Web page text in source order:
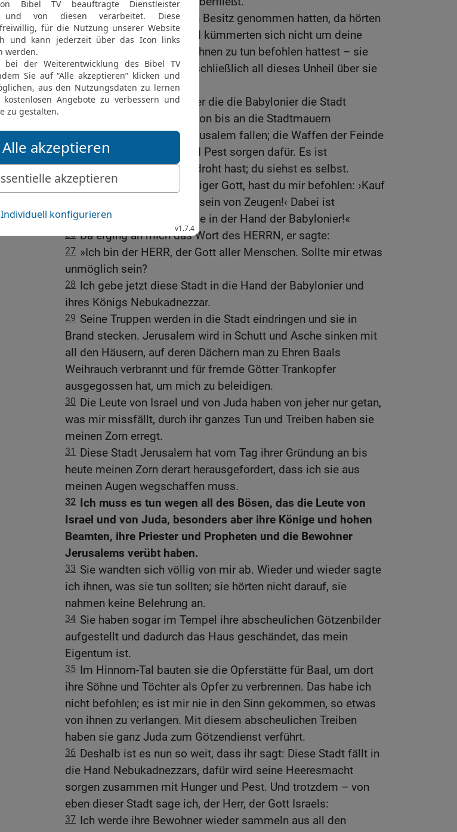
23 Als sie aber das Land in Besitz genommen hatten, da hörten
sie nicht mehr auf dich und kümmerten sich nicht um deine
Weisungen. Alles, was du ihnen zu tun befohlen hattest – sie
taten es nicht. Da hast du schließlich all dieses Unheil über sie
hereinbrechen lassen.
24 Die Angriffsrampen, über die die Babylonier die Stadt
erstürmen wollen, sind schon bis an die Stadtmauern
vorgetrieben. Bald wird Jerusalem fallen; die Waffen der Feinde
zusammen mit Hunger und Pest sorgen dafür. Es ist
eingetroffen, was du angedroht hast; du siehst es selbst.
25 Und doch, HERR, mächtiger Gott, hast du mir befohlen: ›Kauf
dir den Acker! Tu es im Beisein von Zeugen!‹ Dabei ist
Jerusalem schon so gut wie in der Hand der Babylonier!«
26 Da erging an mich das Wort des HERRN, er sagte:
27 »Ich bin der HERR, der Gott aller Menschen. Sollte mir etwas
unmöglich sein?
28 Ich gebe jetzt diese Stadt in die Hand der Babylonier und
ihres Königs Nebukadnezzar.
29 Seine Truppen werden in die Stadt eindringen und sie in
Brand stecken. Jerusalem wird in Schutt und Asche sinken mit
all den Häusern, auf deren Dächern man zu Ehren Baals
Weihrauch verbrannt und für fremde Götter Trankopfer
ausgegossen hat, um mich zu beleidigen.
30 Die Leute von Israel und von Juda haben von jeher nur getan,
was mir missfällt, durch ihr ganzes Tun und Treiben haben sie
meinen Zorn erregt.
31
Diese Stadt Jerusalem hat vom Tag ihrer Gründung an bis
heute meinen Zorn derart herausgefordert, dass ich sie aus
meinen Augen wegschaffen muss.
32 Ich muss es tun wegen all des Bösen, das die Leute von
Israel und von Juda, besonders aber ihre Könige und hohen
Beamten, ihre Priester und Propheten und die Bewohner
Jerusalems verübt haben.
33 Sie wandten sich völlig von mir ab. Wieder und wieder sagte
ich ihnen, was sie tun sollten; sie hörten nicht darauf, sie
nahmen keine Belehrung an.
34 Sie haben sogar im Tempel ihre abscheulichen Götzenbilder
aufgestellt und dadurch das Haus geschändet, das mein
Eigentum ist.
35 Im Hinnom-Tal bauten sie die Opferstätte für Baal, um dort
ihre Söhne und Töchter als Opfer zu verbrennen. Das habe ich
nicht befohlen; es ist mir nie in den Sinn gekommen, so etwas
von ihnen zu verlangen. Mit diesem abscheulichen Treiben
haben sie ganz Juda zum Götzendienst verführt.
36 Deshalb ist es nun so weit, dass ihr sagt: Diese Stadt fällt in
die Hand Nebukadnezzars, dafür wird seine Heeresmacht
sorgen zusammen mit Hunger und Pest. Und trotzdem – von
eben dieser Stadt sage ich, der Herr, der Gott Israels:
37 Ich werde ihre Bewohner wieder sammeln aus all den